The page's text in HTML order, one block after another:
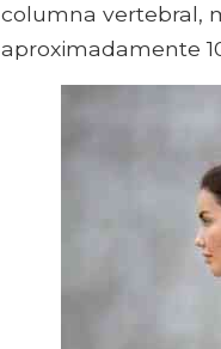
columna vertebral,
aproximadamente